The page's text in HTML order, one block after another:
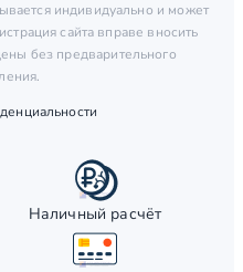
индивидуально и может
сайта вправе вносить
без предварительного
Наличный расчёт